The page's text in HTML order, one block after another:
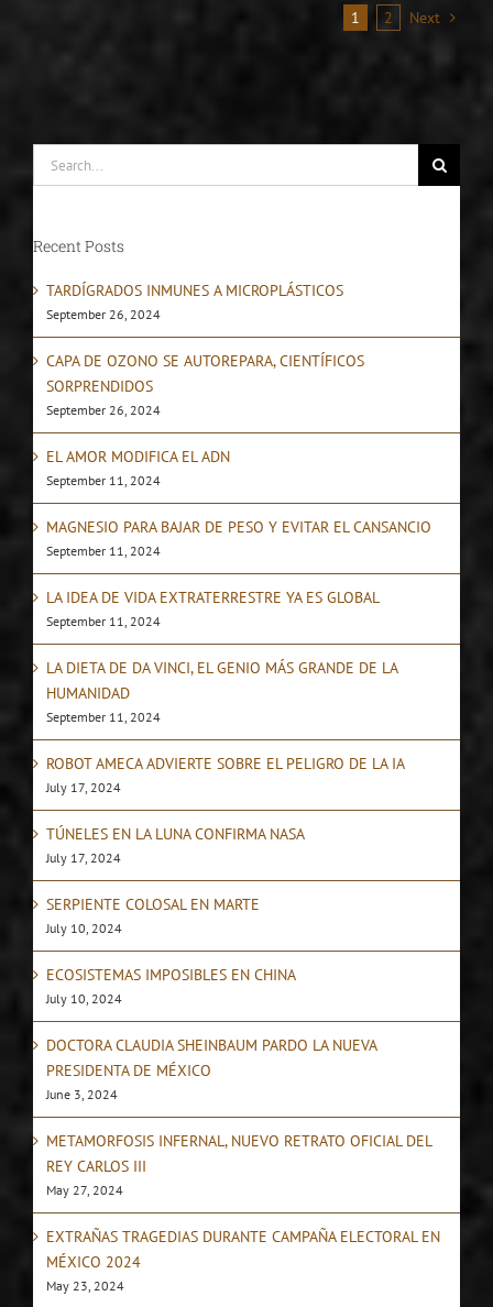
1 2 Next
for:
Recent Posts
TARDÍGRADOS INMUNES A MICROPLÁSTICOS
September 26, 2024
CAPA DE OZONO SE AUTOREPARA, CIENTÍFICOS
SORPRENDIDOS
September 26, 2024
EL AMOR MODIFICA EL ADN
September 11, 2024
MAGNESIO PARA BAJAR DE PESO Y EVITAR EL CANSANCIO
September 11, 2024
LA IDEA DE VIDA EXTRATERRESTRE YA ES GLOBAL
September 11, 2024
LA DIETA DE DA VINCI, EL GENIO MÁS GRANDE DE LA
HUMANIDAD
September 11, 2024
ROBOT AMECA ADVIERTE SOBRE EL PELIGRO DE LA IA
July 17, 2024
TÚNELES EN LA LUNA CONFIRMA NASA
July 17, 2024
SERPIENTE COLOSAL EN MARTE
July 10, 2024
ECOSISTEMAS IMPOSIBLES EN CHINA
July 10, 2024
DOCTORA CLAUDIA SHEINBAUM PARDO LA NUEVA
PRESIDENTA DE MÉXICO
June 3, 2024
METAMORFOSIS INFERNAL, NUEVO RETRATO OFICIAL DEL
REY CARLOS III
May 27, 2024
EXTRAÑAS TRAGEDIAS DURANTE CAMPAÑA ELECTORAL EN
MÉXICO 2024
May 23, 2024